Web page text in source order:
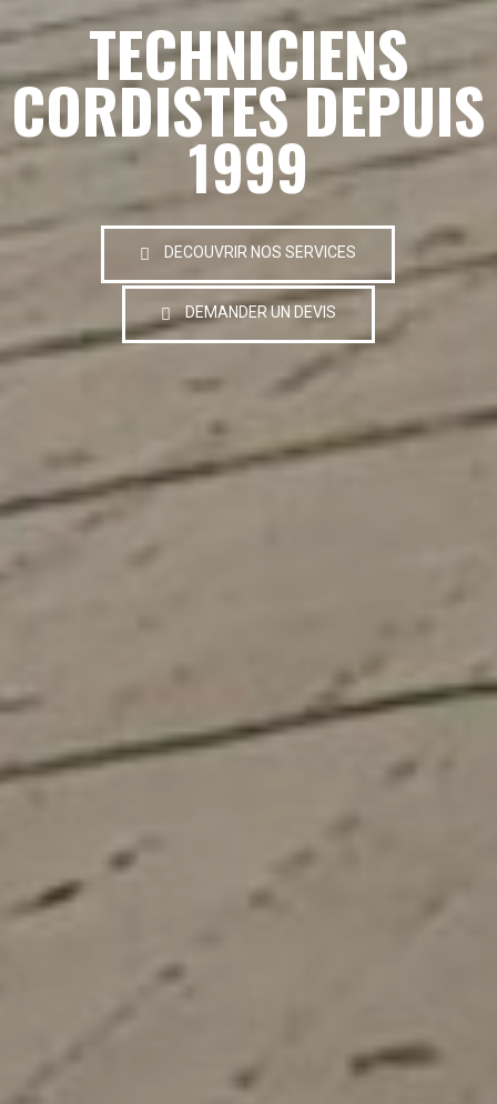
TECHNICIENS
CORDISTES DEPUIS
1999
DECOUVRIR NOS SERVICES
DEMANDER UN DEVIS